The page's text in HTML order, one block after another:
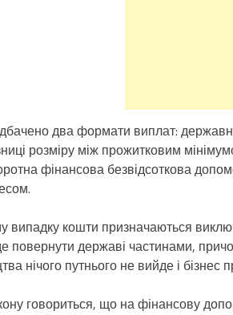
два формати виплат:
розміру між прожитковим
фінансова безвідсоткова
випадку кошти призначаються
повернути державі частинами,
нічого путнього не вийде і бізнес
говориться, що на фінансову